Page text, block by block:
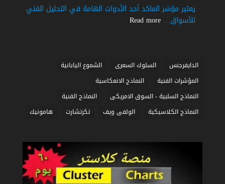
|
شرح
يعتبر مؤشر الماكد أحد الأدوات الهامة في التحليل الفني
للأسواق… Read more
:
في
التداول
|
شرح
مبسط
الدايفرجنس السلوك السعرى
الشموع اليابانية
المؤشرات الفنية
النماذج الانعكاسية
النماذج السلبية - السوق الامريكى
النماذج الفنية
النماذج الكلاسيكية
الولفى ويف تكرتشارت هامونيك